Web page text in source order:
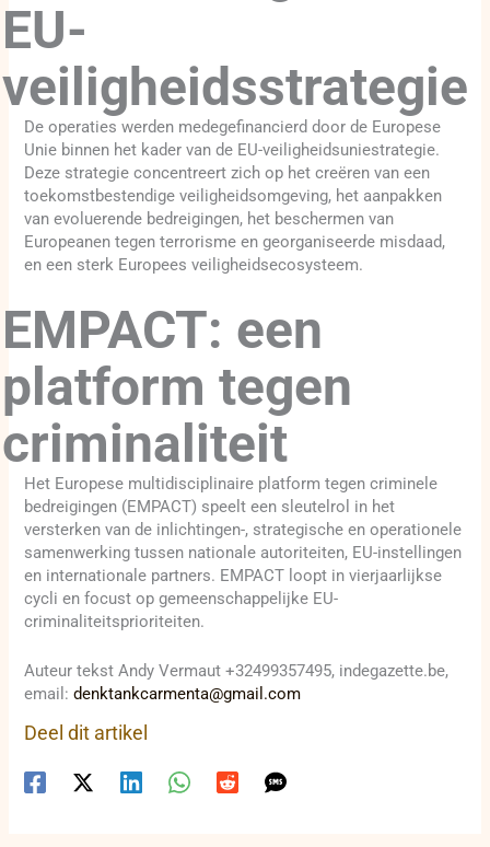
EU-
veiligheidsstrategie
De operaties werden medegefinancierd door de Europese
Unie binnen het kader van de EU-veiligheidsuniestrategie.
Deze strategie concentreert zich op het creëren van een
toekomstbestendige veiligheidsomgeving, het aanpakken
van evoluerende bedreigingen, het beschermen van
Europeanen tegen terrorisme en georganiseerde misdaad,
en een sterk Europees veiligheidsecosysteem.
EMPACT: een
platform tegen
criminaliteit
Het Europese multidisciplinaire platform tegen criminele
bedreigingen (EMPACT) speelt een sleutelrol in het
versterken van de inlichtingen-, strategische en operationele
samenwerking tussen nationale autoriteiten, EU-instellingen
en internationale partners. EMPACT loopt in vierjaarlijkse
cycli en focust op gemeenschappelijke EU-
criminaliteitsprioriteiten.
Auteur tekst Andy Vermaut +32499357495, indegazette.be,
email:denktankcarmenta@gmail.com
Deel dit artikel